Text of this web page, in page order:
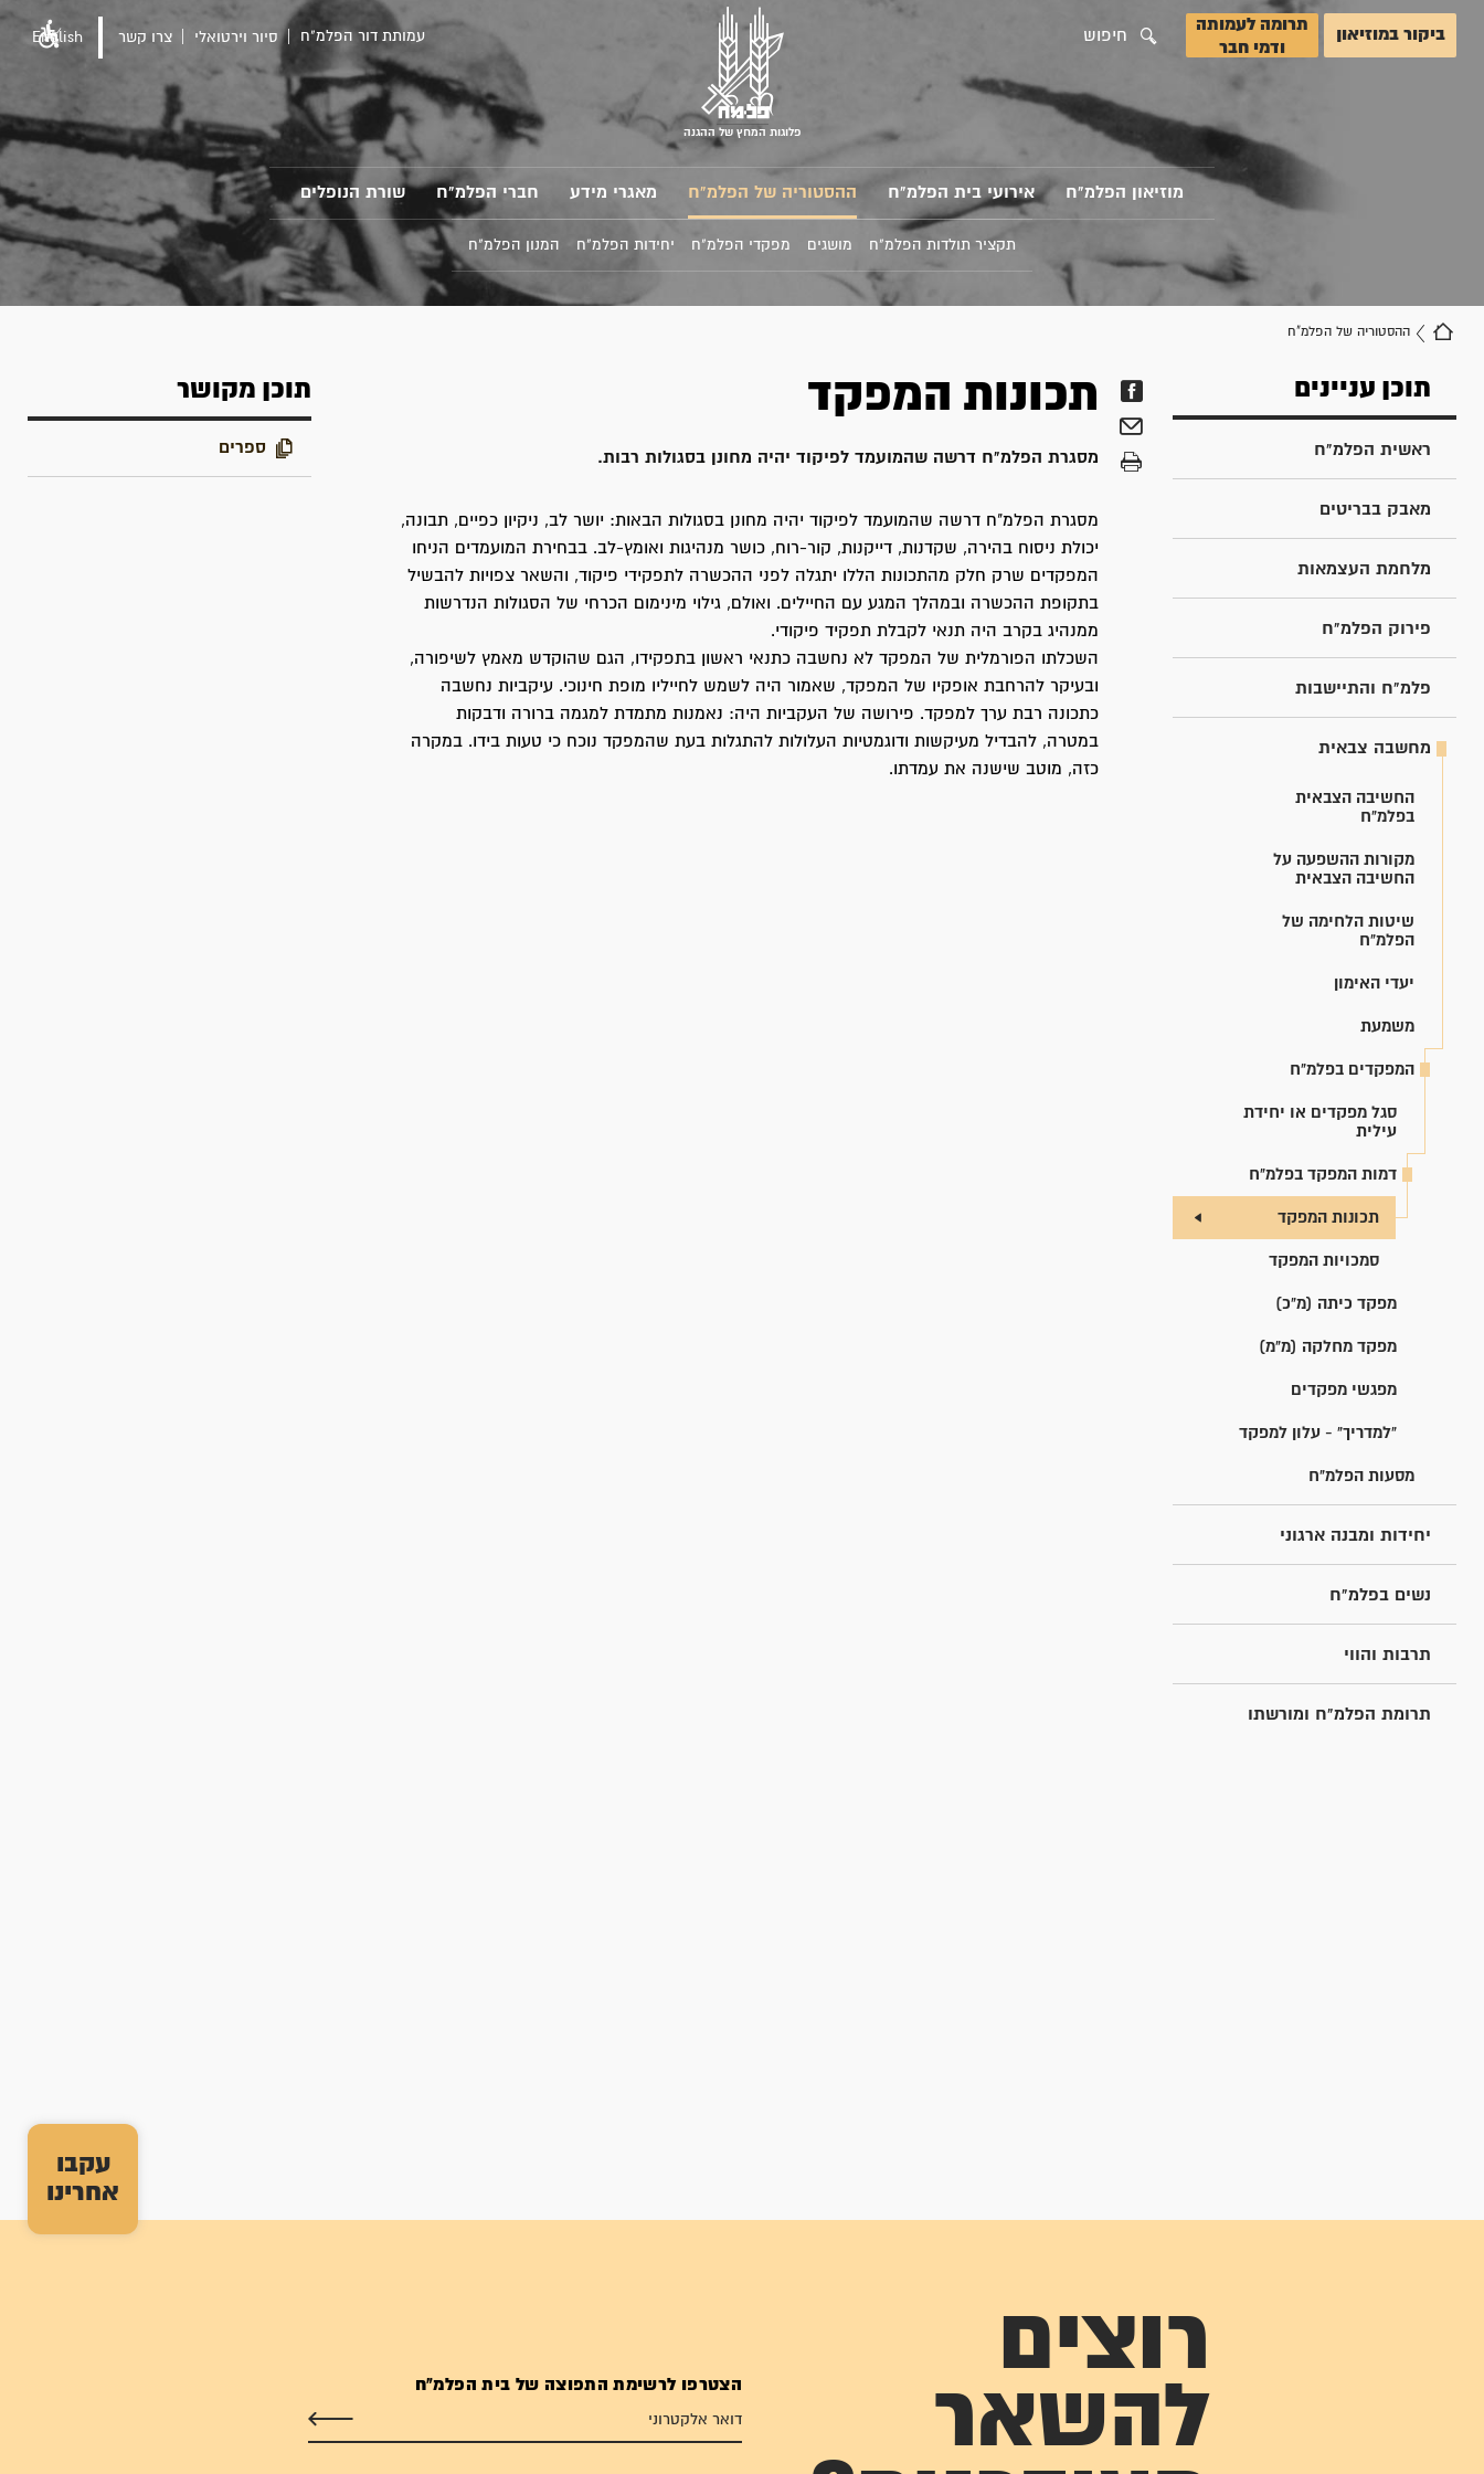
עקבו
אחרינו
ביקור במוזיאון
תרומה לעמותה
ודמי חבר
חיפוש
פלוגות המחץ של ההגנה
עמותת דור הפלמ"ח סיור וירטואלי צרו קשר English
מוזיאון הפלמ"ח אירועי בית הפלמ"ח ההסטוריה של הפלמ"ח מאגרי מידע חברי הפלמ"ח שורת הנופלים
תקציר תולדות הפלמ"ח מושגים מפקדי הפלמ"ח יחידות הפלמ"ח המנון הפלמ"ח
ההסטוריה של הפלמ"ח
תוכן עניינים
ראשית הפלמ"ח
מאבק בבריטים
מלחמת העצמאות
פירוק הפלמ"ח
פלמ"ח והתיישבות
מחשבה צבאית
החשיבה הצבאית
בפלמ"ח
מקורות ההשפעה על
החשיבה הצבאית
שיטות הלחימה של
הפלמ"ח
יעדי האימון
משמעת
המפקדים בפלמ"ח
סגל מפקדים או יחידת
עילית
דמות המפקד בפלמ"ח
תכונות המפקד
סמכויות המפקד
מפקד כיתה (מ"כ)
מפקד מחלקה (מ"מ)
מפגשי מפקדים
"למדריך" - עלון למפקד
מסעות הפלמ"ח
יחידות ומבנה ארגוני
נשים בפלמ"ח
תרבות והווי
תרומת הפלמ"ח ומורשתו
תכונות המפקד
מסגרת הפלמ"ח דרשה שהמועמד לפיקוד יהיה מחונן בסגולות רבות.
מסגרת הפלמ"ח דרשה שהמועמד לפיקוד יהיה מחונן בסגולות הבאות: יושר לב, ניקיון כפיים, תבונה,
יכולת ניסוח בהירה, שקדנות, דייקנות, קור-רוח, כושר מנהיגות ואומץ-לב. בבחירת המועמדים הניחו
המפקדים שרק חלק מהתכונות הללו יתגלה לפני ההכשרה לתפקידי פיקוד, והשאר צפויות להבשיל
בתקופת ההכשרה ובמהלך המגע עם החיילים. ואולם, גילוי מינימום הכרחי של הסגולות הנדרשות
ממנהיג בקרב היה תנאי לקבלת תפקיד פיקודי.
השכלתו הפורמלית של המפקד לא נחשבה כתנאי ראשון בתפקידו, הגם שהוקדש מאמץ לשיפורה,
ובעיקר להרחבת אופקיו של המפקד, שאמור היה לשמש לחייליו מופת חינוכי. עיקביות נחשבה
כתכונה רבת ערך למפקד. פירושה של העקביות היה: נאמנות מתמדת למגמה ברורה ודבקות
במטרה, להבדיל מעיקשות ודוגמטיות העלולות להתגלות בעת שהמפקד נוכח כי טעות בידו. במקרה
כזה, מוטב שישנה את עמדתו.
תוכן מקושר
ספרים
רוצים
להשאר
הצטרפו לרשימת התפוצה של בית הפלמ"ח